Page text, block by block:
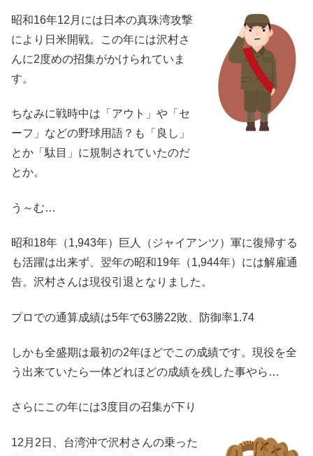
昭和16年12月には日本の真珠湾攻撃
により日米開戦。この年には沢村さ
んに2度めの招集がかけられていま
す。
ちなみに戦時中は「アウト」や「セ
ーフ」などの野球用語？も「良し」
とか「駄目」に規制されていたのだ
とか。
う～む…
昭和18年（1,943年）巨人（ジャイアンツ）軍に復帰する
も活躍は出来ず、翌年の昭和19年（1,944年）には解雇通
告。沢村さんは現役引退となりました。
プロでの通算成績は5年で63勝22敗、防御率1.74
しかも全盛期は最初の2年ほどでこの成績です。現役を全
う出来ていたら一体どれほどの成績を残した事やら…
さらにこの年には3度目の召集が下り
12月2日、台湾沖で沢村さんの乗った